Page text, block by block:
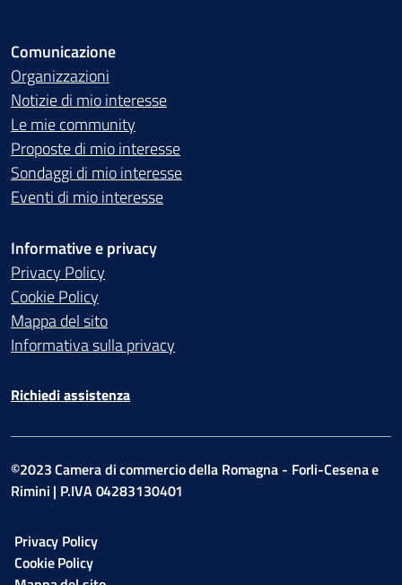
Comunicazione
Organizzazioni
Notizie di mio interesse
Le mie community
Proposte di mio interesse
Sondaggi di mio interesse
Eventi di mio interesse
Informative e privacy
Privacy Policy
Cookie Policy
Mappa del sito
Informativa sulla privacy
Richiedi assistenza
©2023 Camera di commercio della Romagna - Forli-Cesena e
Rimini | P.IVA 04283130401
Privacy Policy
Cookie Policy